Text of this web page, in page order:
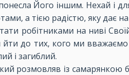
Його іншим. Нехай і
а тією радістю, яку дає
робітниками на ниві
йти до тих, кого ми
і загиблий.
розмовляв із самарянкою